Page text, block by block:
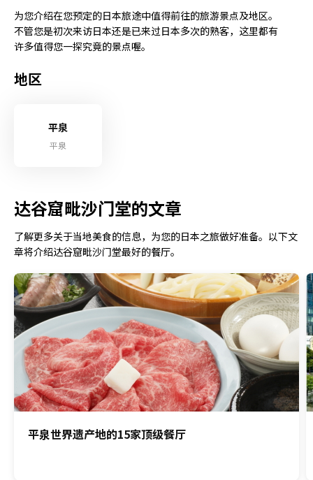
为您介绍在您预定的日本旅途中值得前往的旅游景点及地区。
不管您是初次来访日本还是已来过日本多次的熟客，这里都有
许多值得您一探究竟的景点喔。
地区
平泉
平泉
达谷窟毗沙门堂的文章
了解更多关于当地美食的信息，为您的日本之旅做好准备。以下文
章将介绍达谷窟毗沙门堂最好的餐厅。
平泉世界遗产地的15家顶级餐厅